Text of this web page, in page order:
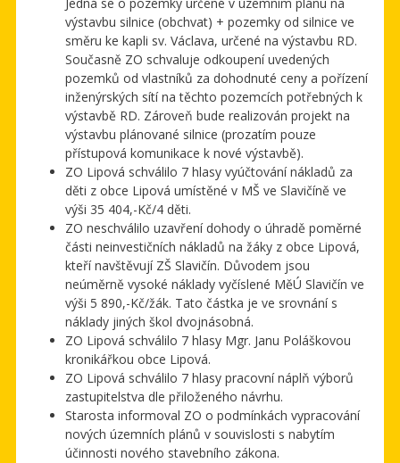
výstavbu silnice (obchvat) + pozemky od silnice ve
směru ke kapli sv. Václava, určené na výstavbu RD.
Současně ZO schvaluje odkoupení uvedených
pozemků od vlastníků za dohodnuté ceny a pořízení
inženýrských sítí na těchto pozemcích potřebných k
výstavbě RD. Zároveň bude realizován projekt na
výstavbu plánované silnice (prozatím pouze
přístupová komunikace k nové výstavbě).
ZO Lipová schválilo 7 hlasy vyúčtování nákladů za
děti z obce Lipová umístěné v MŠ ve Slavičíně ve
výši 35 404,-Kč/4 děti.
ZO neschválilo uzavření dohody o úhradě poměrné
části neinvestičních nákladů na žáky z obce Lipová,
kteří navštěvují ZŠ Slavičín. Důvodem jsou
neúměrně vysoké náklady vyčíslené MěÚ Slavičín ve
výši 5 890,-Kč/žák. Tato částka je ve srovnání s
náklady jiných škol dvojnásobná.
ZO Lipová schválilo 7 hlasy Mgr. Janu Poláškovou
kronikářkou obce Lipová.
ZO Lipová schválilo 7 hlasy pracovní náplň výborů
zastupitelstva dle přiloženého návrhu.
Starosta informoval ZO o podmínkách vypracování
nových územních plánů v souvislosti s nabytím
účinnosti nového stavebního zákona.